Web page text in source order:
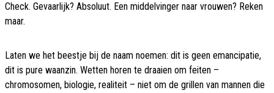
Check. Gevaarlijk? Absoluut. Een middelvinger naar vrouwen? Reken
maar.
Laten we het beestje bij de naam noemen: dit is geen emancipatie,
dit is pure waanzin. Wetten horen te draaien om feiten –
chromosomen, biologie, realiteit – niet om de grillen van mannen die